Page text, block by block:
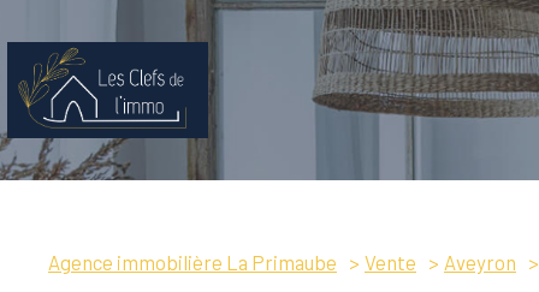
Agence immobilière La Primaube Vente Aveyron